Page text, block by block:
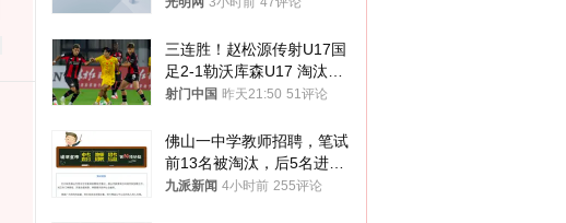
三连胜！赵松源传射U17国
足2-1勒沃库森U17 淘汰赛
将战河床
射门中国 昨天21:50 51评论
佛山一中学教师招聘，笔试
前13名被淘汰，后5名进体
检，被疑萝卜岗，官方通
九派新闻 4小时前 255评论